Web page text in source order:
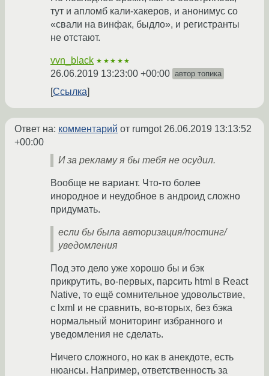
тут и апломб кали-хакеров, и анонимус со
«свали на винфак, быдло», и регистранты
не отстают.
vvn_black ★★★★★
26.06.2019 13:23:00 +00:00 автор топика
Ссылка
Ответ на: комментарий от rumgot 26.06.2019 13:13:52
+00:00
И за рекламу я бы тебя не осудил.
Вообще не вариант. Что-то более
инородное и неудобное в андроид сложно
придумать.
если бы была авторизация/постинг/
уведомления
Под это дело уже хорошо бы и бэк
прикрутить, во-первых, парсить html в React
Native, то ещё сомнительное удовольствие,
с lxml и не сравнить, во-вторых, без бэка
нормальный мониторинг избранного и
уведомления не сделать.
Ничего сложного, но как в анекдоте, есть
нюансы. Например, ответственность за